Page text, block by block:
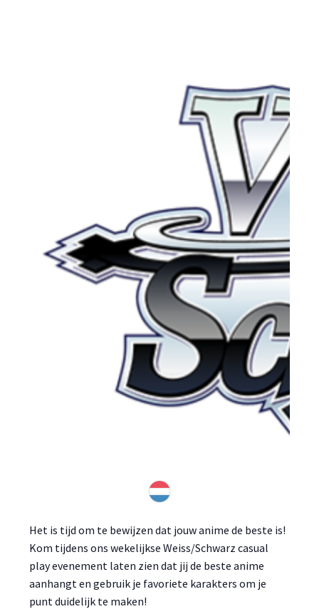
Het is tijd om te bewijzen dat jouw anime de beste is!
Kom tijdens ons wekelijkse Weiss/Schwarz casual
play evenement laten zien dat jij de beste anime
aanhangt en gebruik je favoriete karakters om je
punt duidelijk te maken!